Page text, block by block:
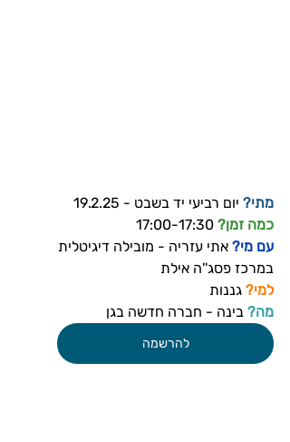
מתי? יום רביעי יד בשבט - 19.2.25
כמה זמן? 17:00-17:30
עם מי? אתי עזריה - מובילה דיגיטלית
במרכז פסג''ה אילת
למי? גננות
מה? בינה - חברה חדשה בגן
להרשמה